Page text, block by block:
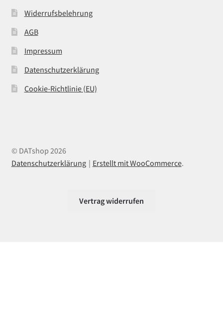
Widerrufsbelehrung
AGB
Impressum
Datenschutzerklärung
Cookie-Richtlinie (EU)
© DATshop 2026
Datenschutzerklärung
Erstellt mit WooCommerce.
Vertrag widerrufen